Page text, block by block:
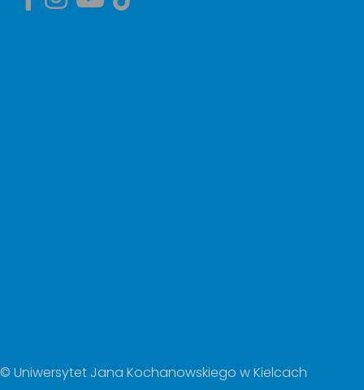
© Uniwersytet Jana Kochanowskiego w Kielcach